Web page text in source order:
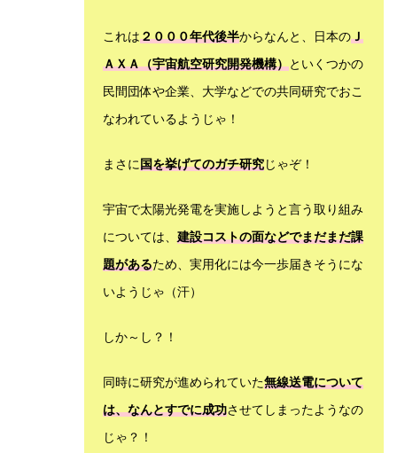
これは２０００年代後半からなんと、日本のＪ
ＡＸＡ（宇宙航空研究開発機構）といくつかの
民間団体や企業、大学などでの共同研究でおこ
なわれているようじゃ！
まさに国を挙げてのガチ研究じゃぞ！
宇宙で太陽光発電を実施しようと言う取り組み
については、 建設コストの面などでまだまだ課
題があるため、実用化には今一歩届きそうにな
いようじゃ（汗）
しか～し？！
同時に研究が進められていた無線送電について
は、なんとすでに成功させてしまったようなの
じゃ？！